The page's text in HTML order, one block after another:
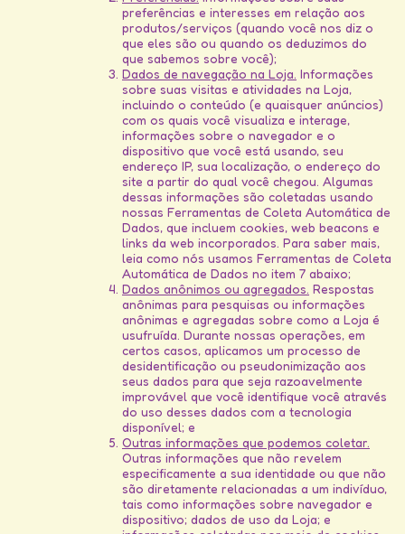
preferências e interesses em relação aos
produtos/serviços (quando você nos diz o
que eles são ou quando os deduzimos do
que sabemos sobre você);
Dados de navegação na Loja. Informações
sobre suas visitas e atividades na Loja,
incluindo o conteúdo (e quaisquer anúncios)
com os quais você visualiza e interage,
informações sobre o navegador e o
dispositivo que você está usando, seu
endereço IP, sua localização, o endereço do
site a partir do qual você chegou. Algumas
dessas informações são coletadas usando
nossas Ferramentas de Coleta Automática de
Dados, que incluem cookies, web beacons e
links da web incorporados. Para saber mais,
leia como nós usamos Ferramentas de Coleta
Automática de Dados no item 7 abaixo;
Dados anônimos ou agregados. Respostas
anônimas para pesquisas ou informações
anônimas e agregadas sobre como a Loja é
usufruída. Durante nossas operações, em
certos casos, aplicamos um processo de
desidentificação ou pseudonimização aos
seus dados para que seja razoavelmente
improvável que você identifique você através
do uso desses dados com a tecnologia
disponível; e
Outras informações que podemos coletar.
Outras informações que não revelem
especificamente a sua identidade ou que não
são diretamente relacionadas a um indivíduo,
tais como informações sobre navegador e
dispositivo; dados de uso da Loja; e